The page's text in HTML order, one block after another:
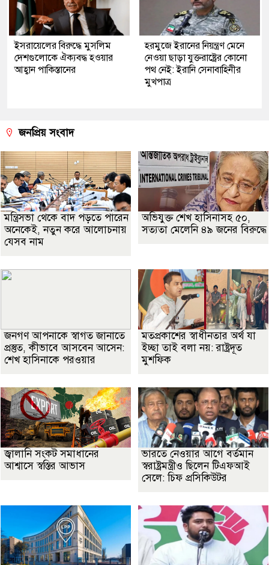
ইসরায়েলের বিরুদ্ধে মুসলিম
দেশগুলোকে ঐক্যবদ্ধ হওয়ার
আহ্বান পাকিস্তানের
হরমুজে ইরানের নিয়ন্ত্রণ মেনে
নেওয়া ছাড়া যুক্তরাষ্ট্রের কোনো
পথ নেই: ইরানি সেনাবাহিনীর
মুখপাত্র
জনপ্রিয় সংবাদ
মন্ত্রিসভা থেকে বাদ পড়তে পারেন
অনেকেই, নতুন করে আলোচনায়
যেসব নাম
অভিযুক্ত শেখ হাসিনাসহ ৫০,
সত্যতা মেলেনি ৪৯ জনের বিরুদ্ধে
জনগণ আপনাকে স্বাগত জানাতে
প্রস্তুত, কীভাবে আসবেন আসেন:
শেখ হাসিনাকে পরওয়ার
মতপ্রকাশের স্বাধীনতার অর্থ যা
ইচ্ছা তাই বলা নয়: রাষ্ট্রদূত
মুশফিক
জ্বালানি সংকট সমাধানের
আশ্বাসে স্বস্তির আভাস
ভারতে নেওয়ার আগে বর্তমান
স্বরাষ্ট্রমন্ত্রীও ছিলেন টিএফআই
সেলে: চিফ প্রসিকিউটর